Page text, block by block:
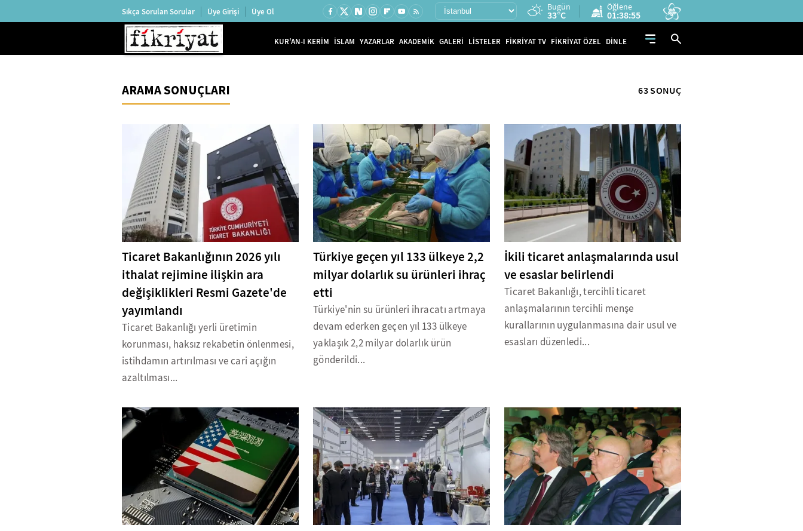
Sıkça Sorulan Sorular Üye Girişi Üye Ol Bugün
33°C
Öğlene
01:38:54
KUR'AN-I KERİM İSLAM YAZARLAR AKADEMİK GALERİ LİSTELER FİKRİYAT TV FİKRİYAT ÖZEL DİNLE
ARAMA SONUÇLARI 63 SONUÇ
Ticaret Bakanlığının 2026 yılı
ithalat rejimine ilişkin ara
değişiklikleri Resmi Gazete'de
yayımlandı
Ticaret Bakanlığı yerli üretimin
korunması, haksız rekabetin önlenmesi,
istihdamın artırılması ve cari açığın
azaltılması...
Türkiye geçen yıl 133 ülkeye 2,2
milyar dolarlık su ürünleri ihraç
etti
Türkiye'nin su ürünleri ihracatı artmaya
devam ederken geçen yıl 133 ülkeye
yaklaşık 2,2 milyar dolarlık ürün
gönderildi...
İkili ticaret anlaşmalarında usul
ve esaslar belirlendi
Ticaret Bakanlığı, tercihli ticaret
anlaşmalarının tercihli menşe
kurallarının uygulanmasına dair usul ve
esasları düzenledi...